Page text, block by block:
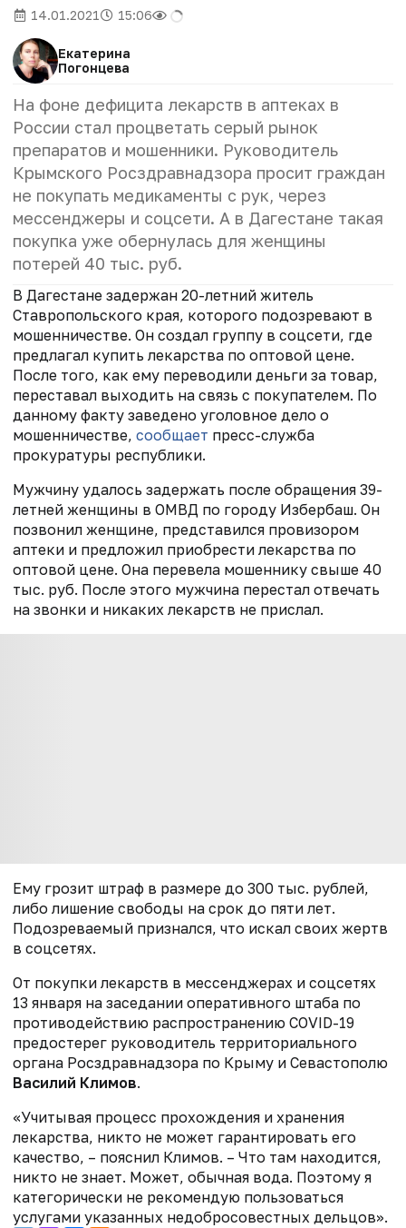
14.01.2021 15:06
Екатерина
Погонцева
На фоне дефицита лекарств в аптеках в
России стал процветать серый рынок
препаратов и мошенники. Руководитель
Крымского Росздравнадзора просит граждан
не покупать медикаменты с рук, через
мессенджеры и соцсети. А в Дагестане такая
покупка уже обернулась для женщины
потерей 40 тыс. руб.
В Дагестане задержан 20-летний житель
Ставропольского края, которого подозревают в
мошенничестве. Он создал группу в соцсети, где
предлагал купить лекарства по оптовой цене.
После того, как ему переводили деньги за товар,
переставал выходить на связь с покупателем. По
данному факту заведено уголовное дело о
мошенничестве, сообщает пресс-служба
прокуратуры республики.
Мужчину удалось задержать после обращения 39-
летней женщины в ОМВД по городу Избербаш. Он
позвонил женщине, представился провизором
аптеки и предложил приобрести лекарства по
оптовой цене. Она перевела мошеннику свыше 40
тыс. руб. После этого мужчина перестал отвечать
на звонки и никаких лекарств не прислал.
Ему грозит штраф в размере до 300 тыс. рублей,
либо лишение свободы на срок до пяти лет.
Подозреваемый признался, что искал своих жертв
в соцсетях.
От покупки лекарств в мессенджерах и соцсетях
13 января на заседании оперативного штаба по
противодействию распространению COVID-19
предостерег руководитель территориального
органа Росздравнадзора по Крыму и Севастополю
Василий Климов.
«Учитывая процесс прохождения и хранения
лекарства, никто не может гарантировать его
качество, – пояснил Климов. – Что там находится,
никто не знает. Может, обычная вода. Поэтому я
категорически не рекомендую пользоваться
услугами указанных недобросовестных дельцов».